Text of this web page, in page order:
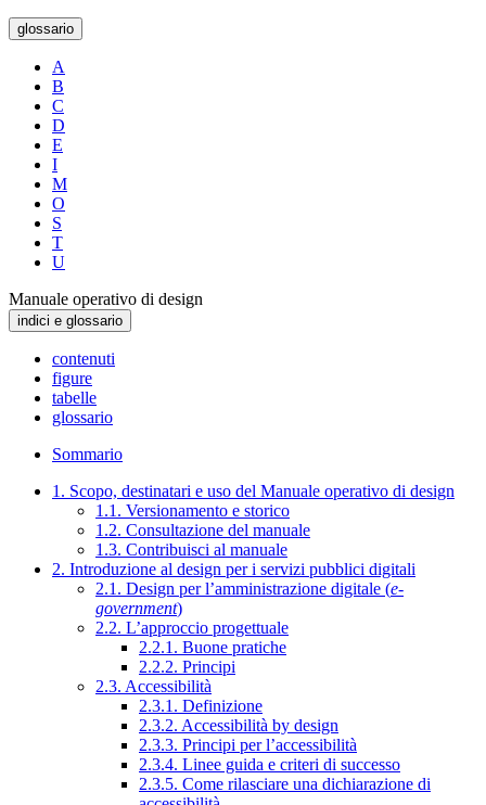
glossario
A
B
C
D
E
I
M
O
S
T
U
Manuale operativo di design
indici e glossario
contenuti
figure
tabelle
glossario
Sommario
1. Scopo, destinatari e uso del Manuale operativo di design
1.1. Versionamento e storico
1.2. Consultazione del manuale
1.3. Contribuisci al manuale
2. Introduzione al design per i servizi pubblici digitali
2.1. Design per l’amministrazione digitale (e-
government)
2.2. L’approccio progettuale
2.2.1. Buone pratiche
2.2.2. Principi
2.3. Accessibilità
2.3.1. Definizione
2.3.2. Accessibilità by design
2.3.3. Principi per l’accessibilità
2.3.4. Linee guida e criteri di successo
2.3.5. Come rilasciare una dichiarazione di